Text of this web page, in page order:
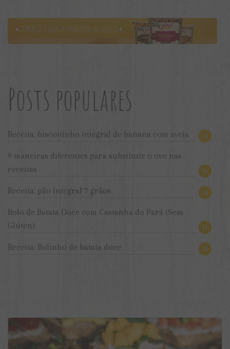
Posts populares
Receita: biscoitinho integral de banana com aveia 24
9 maneiras diferentes para substituir o ovo nas
receitas
16
Receita: pão integral 7 grãos 14
Bolo de Batata Doce com Castanha do Pará (Sem
Glúten)
11
Receita: Bolinho de batata doce 10